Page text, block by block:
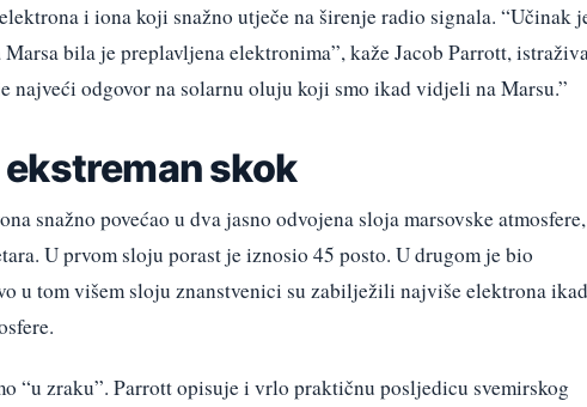
i iona koji snažno utječe na širenje radio signala. “Učinak
bila je preplavljena elektronima”, kaže Jacob Parrott,
najveći odgovor na solarnu oluju koji smo ikad vidjeli na Marsu.”
skok
snažno povećao u dva jasno odvojena sloja marsovske atmosfere,
U prvom sloju porast je iznosio 45 posto. U drugom je bio
u tom višem sloju znanstvenici su zabilježili najviše elektrona ikad
“u zraku”. Parrott opisuje i vrlo praktičnu posljedicu svemirskog